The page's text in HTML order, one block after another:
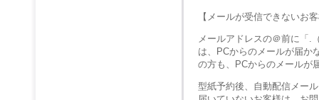
【メールが受信できないお
メールアドレスの＠前に「.
は、PCからのメールが届か
の方も、PCからのメールが
型紙予約後、自動配信メー